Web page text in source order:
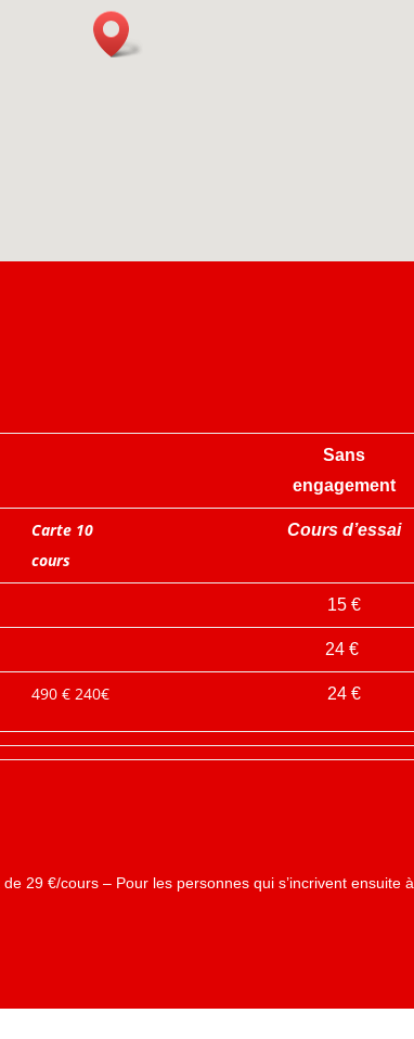
Sans
engagement
Carte 10
cours
Cours d’essai
15 €
24 €
490 € 240€ 24 €
29 €/cours – Pour les personnes qui s’incrivent ensuite à